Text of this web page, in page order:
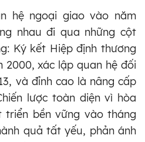
hệ ngoại giao vào năm
nhau đi qua những cột
Ký kết Hiệp định thương
2000, xác lập quan hệ đối
và đỉnh cao là nâng cấp
lược toàn diện vì hòa
bền vững vào tháng
quả tất yếu, phản ánh